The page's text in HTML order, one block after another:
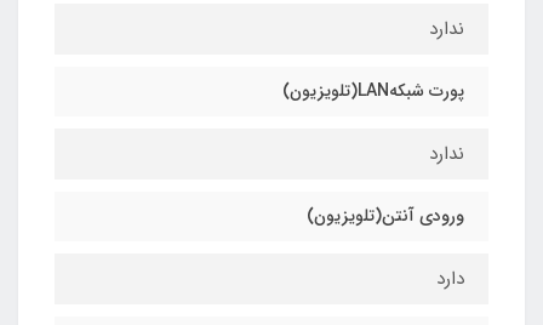
ندارد
پورت شبکهLAN(تلویزیون)
ندارد
ورودی آنتن(تلویزیون)
دارد